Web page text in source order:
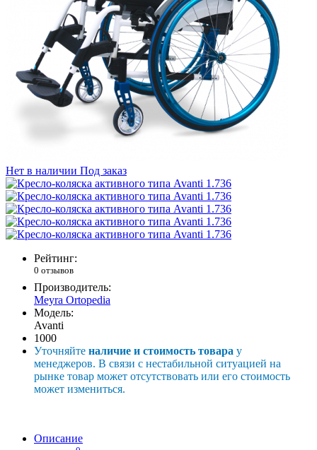
Нет в наличии Под заказ
Рейтинг:
0 отзывов
Производитель:
Meyra Ortopedia
Модель:
Avanti
1000
Уточняйте наличие и стоимость товара у
менеджеров. В связи с нестабильной ситуацией на
рынке товар может отсутствовать или его стоимость
может измениться.
Описание